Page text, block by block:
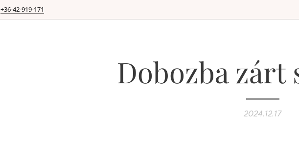
+36-42-919-171
Dobozba zárt
2024.12.17